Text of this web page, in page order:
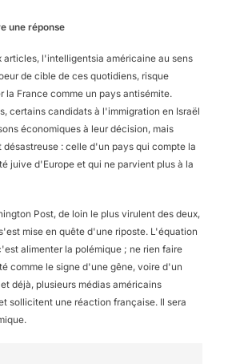
une réponse
articles, l'intelligentsia américaine au sens
de cible de ces quotidiens, risque
la France comme un pays antisémite.
certains candidats à l'immigration en Israël
économiques à leur décision, mais
désastreuse : celle d'un pays qui compte la
juive d'Europe et qui ne parvient plus à la
Post, de loin le plus virulent des deux,
mise en quête d'une riposte. L'équation
alimenter la polémique ; ne rien faire
comme le signe d'une gêne, voire d'un
déjà, plusieurs médias américains
sollicitent une réaction française. Il sera